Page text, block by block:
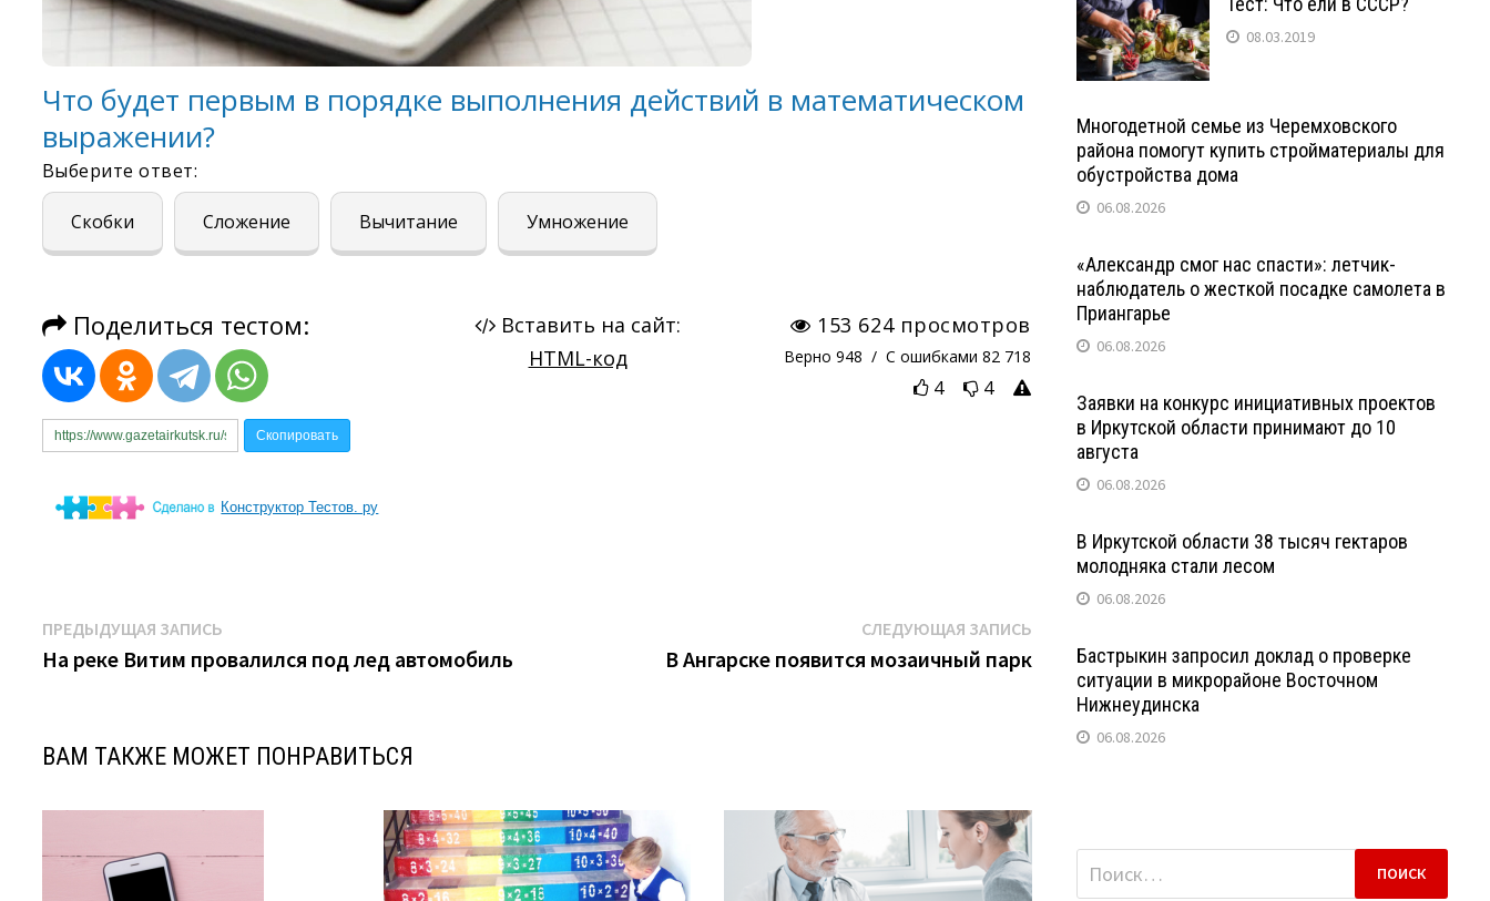
Конструктор Тестов. ру
Навигация
по
ПРЕДЫДУЩАЯ ЗАПИСЬ
запись:
На реке Витим провалился под лед автомобиль
СЛЕДУЮЩАЯ ЗАПИСЬСледующая
запись:
В Ангарске появится мозаичный парк
ВАМ ТАКЖЕ МОЖЕТ ПОНРАВИТЬСЯ
08.03.2019
Многодетной семье из Черемховского
района помогут купить стройматериалы для
обустройства дома
06.08.2026
«Александр смог нас спасти»: летчик-
наблюдатель о жесткой посадке самолета в
Приангарье
06.08.2026
Заявки на конкурс инициативных проектов
в Иркутской области принимают до 10
августа
06.08.2026
В Иркутской области 38 тысяч гектаров
молодняка стали лесом
06.08.2026
Бастрыкин запросил доклад о проверке
ситуации в микрорайоне Восточном
Нижнеудинска
06.08.2026
Найти: